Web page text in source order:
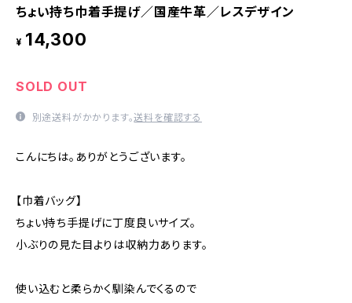
ちょい持ち巾着手提げ／国産牛革／レスデザイン
¥ 14,300
SOLD OUT
別途送料がかかります。送料を確認する
こんにちは。ありがとうございます。
【巾着バッグ】
ちょい持ち手提げに丁度良いサイズ。
小ぶりの見た目よりは収納力あります。
使い込むと柔らかく馴染んでくるので